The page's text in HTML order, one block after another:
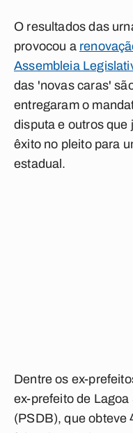
O resultados das
provocou a
Assembleia
das 'novas caras'
entregaram o
disputa e outros que
êxito no pleito para
estadual.
Dentre os ex-
ex-prefeito de
(PSDB), que obteve